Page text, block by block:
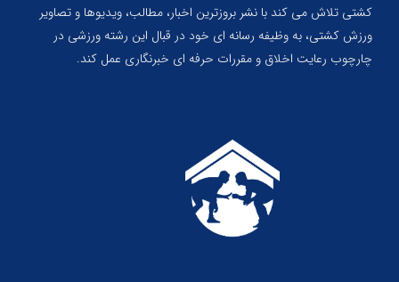
کشتی تلاش می کند با نشر بروزترین اخبار، مطالب، ویدیوها و تصاویر
ورزش کشتی، به وظیفه رسانه ای خود در قبال این رشته ورزشی در
چارچوب رعایت اخلاق و مقررات حرفه ای خبرنگاری عمل کند.